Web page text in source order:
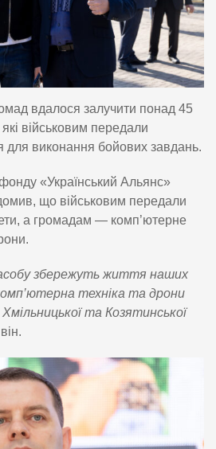
вдалося залучити понад 45
військовим передали
для виконання бойових завдань.
«Український Альянс»
що військовим передали
а громадам — комп’ютерне
збережуть життя наших
техніка та дрони
та Козятинської